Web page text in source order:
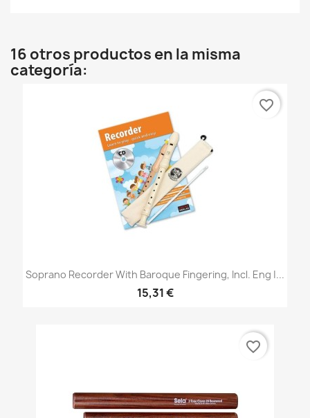
16 otros productos en la misma
categoría:
Soprano Recorder With Baroque Fingering, Incl. Eng |...
15,31 €
favorite_border
favorite_border